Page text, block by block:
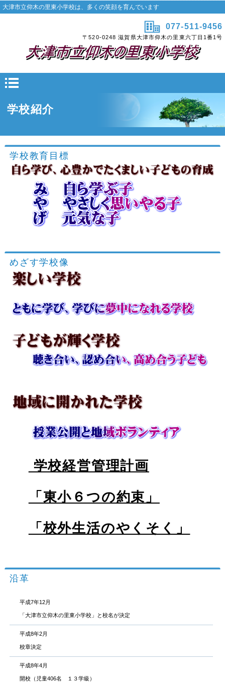
大津市立仰木の里東小学校は、多くの笑顔を育んでいます
077-511-9456
〒520-0248 滋賀県大津市仰木の里東六丁目1番1号
学校紹介
学校教育目標
めざす学校像
学校経営管理計画
「東小６つの約束」
「校外生活のやくそく」
沿革
平成7年12月
「大津市立仰木の里東小学校」と校名が決定
平成8年2月
校章決定
平成8年4月
開校（児童406名 １３学級）